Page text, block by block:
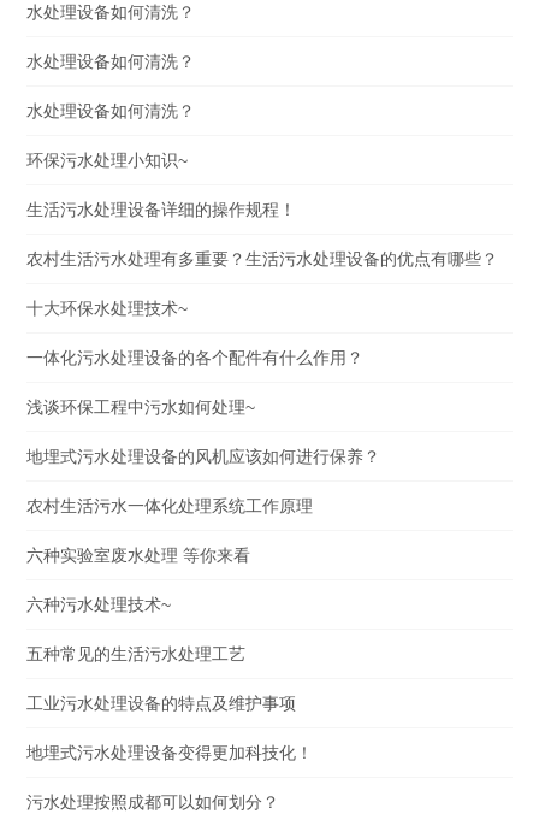
水处理设备如何清洗？
水处理设备如何清洗？
水处理设备如何清洗？
环保污水处理小知识~
生活污水处理设备详细的操作规程！
农村生活污水处理有多重要？生活污水处理设备的优点有哪些？
十大环保水处理技术~
一体化污水处理设备的各个配件有什么作用？
浅谈环保工程中污水如何处理~
地埋式污水处理设备的风机应该如何进行保养？
农村生活污水一体化处理系统工作原理
六种实验室废水处理 等你来看
六种污水处理技术~
五种常见的生活污水处理工艺
工业污水处理设备的特点及维护事项
地埋式污水处理设备变得更加科技化！
污水处理按照成都可以如何划分？